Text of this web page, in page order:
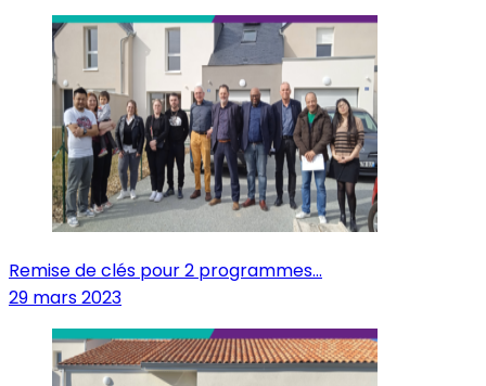
Remise de clés pour 2 programmes...
29 mars 2023